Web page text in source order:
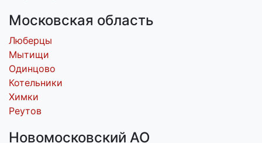
Московская область
Люберцы
Мытищи
Одинцово
Котельники
Химки
Реутов
Новомосковский АО